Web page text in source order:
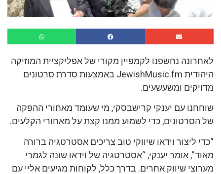
לאחרונה נחשפנו לקמפיין מקורי של אפליקציית המוזיקה
היהודית JewishMusic.fm באמצעות סדרת סרטונים
מדויקים ומשעשעים.
שוחחנו עם יענקי קרישבסקי, מי שעומד מאחורי ההפקה
של הסרטונים, כדי לשמוע ממנו קצת על מאחורי הקלעים.
“כדי ליצור וידאו שיווקי טוב צריכים אסטרטגיה ברורה
מאוד”, אומר יענקי, “אסטרטגיה של וידאו שונה לגמרי
מערוצי שיווק אחרים. בדרך כלל, לקוחות מגיעים אליי עם